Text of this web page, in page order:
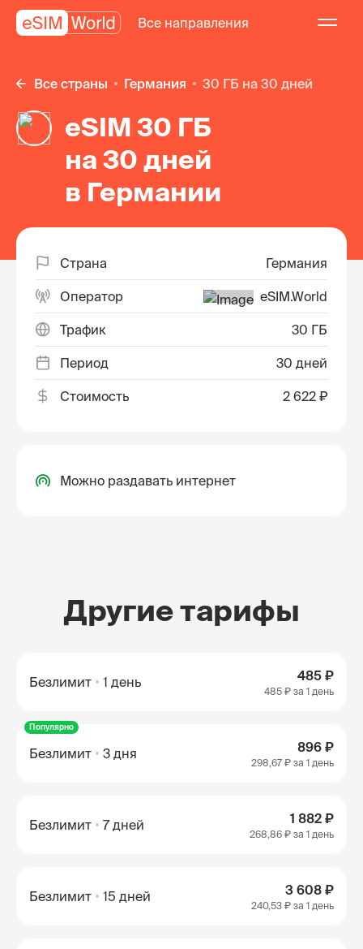
Все направления
Все страны Германия 30 ГБ на 30 дней
eSIM 30 ГБ
на 30 дней
в Германии
Страна Германия
Оператор eSIM.World
Трафик 30 ГБ
Период 30 дней
Стоимость 2 622 ₽
Можно раздавать интернет
Другие тарифы
Безлимит 1 день 485 ₽
485 ₽ за 1 день
Популярно
Безлимит 3 дня 896 ₽
298,67 ₽ за 1 день
Безлимит 7 дней 1 882 ₽
268,86 ₽ за 1 день
Безлимит 15 дней 3 608 ₽
240,53 ₽ за 1 день